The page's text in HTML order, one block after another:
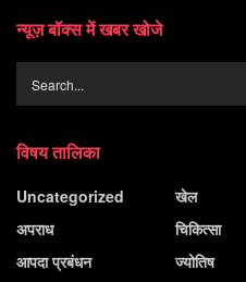
न्यूज़ बॉक्स में खबर खोजे
विषय तालिका
Uncategorized
अपराध
आपदा प्रबंधन
खेल
चिकित्सा
ज्योतिष